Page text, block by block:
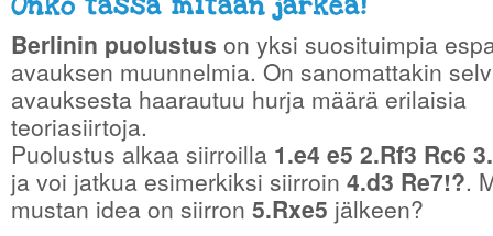
Berlinin puolustus on yksi suosituimpia
avauksen muunnelmia. On sanomattakin
avauksesta haarautuu hurja määrä erilaisia
teoriasiirtoja.
Puolustus alkaa siirroilla 1.e4 e5 2.Rf3 Rc6
ja voi jatkua esimerkiksi siirroin 4.d3 Re7!?.
mustan idea on siirron 5.Rxe5 jälkeen?